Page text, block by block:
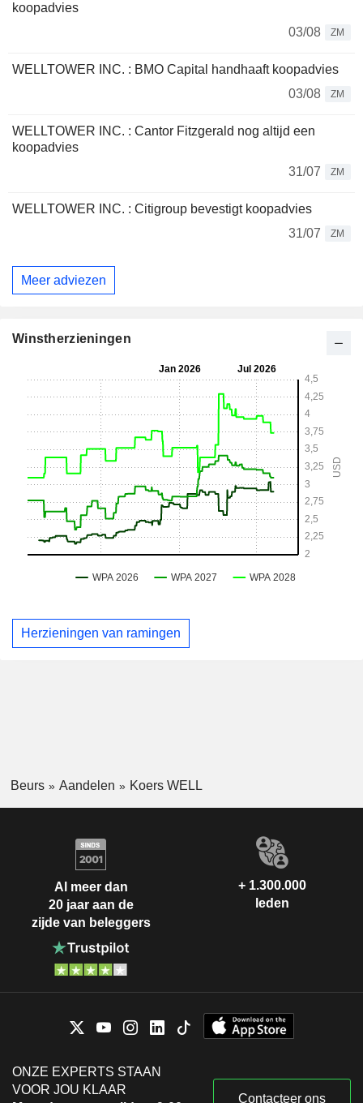
koopadvies
03/08
ZM
WELLTOWER INC. : BMO Capital handhaaft koopadvies
03/08
ZM
WELLTOWER INC. : Cantor Fitzgerald nog altijd een
koopadvies
31/07
ZM
WELLTOWER INC. : Citigroup bevestigt koopadvies
31/07
ZM
Meer adviezen
Winstherzieningen
Herzieningen van ramingen
Beurs Aandelen Koers WELL
Al meer dan
20 jaar aan de
zijde van beleggers
+ 1.300.000
leden
ONZE EXPERTS STAAN
VOOR JOU KLAAR
Contacteer ons